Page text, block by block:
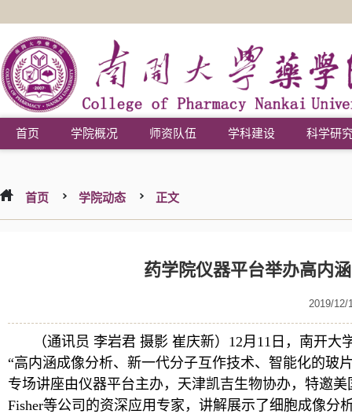
首页 学院概况 师资队伍 学科建设 科学研
首页 学院动态 正文
药学院仪器平台举办高内
2019/12/
（通讯员 李岩君 摄影 崔庆新）12月11日，南开
“高内涵成像分析、新一代分子互作技术、智能化的玻
专场讲座由仪器平台主办，天津凯吉生物协办，特邀美
Fisher等公司的资深应用专家，讲解展示了细胞成像